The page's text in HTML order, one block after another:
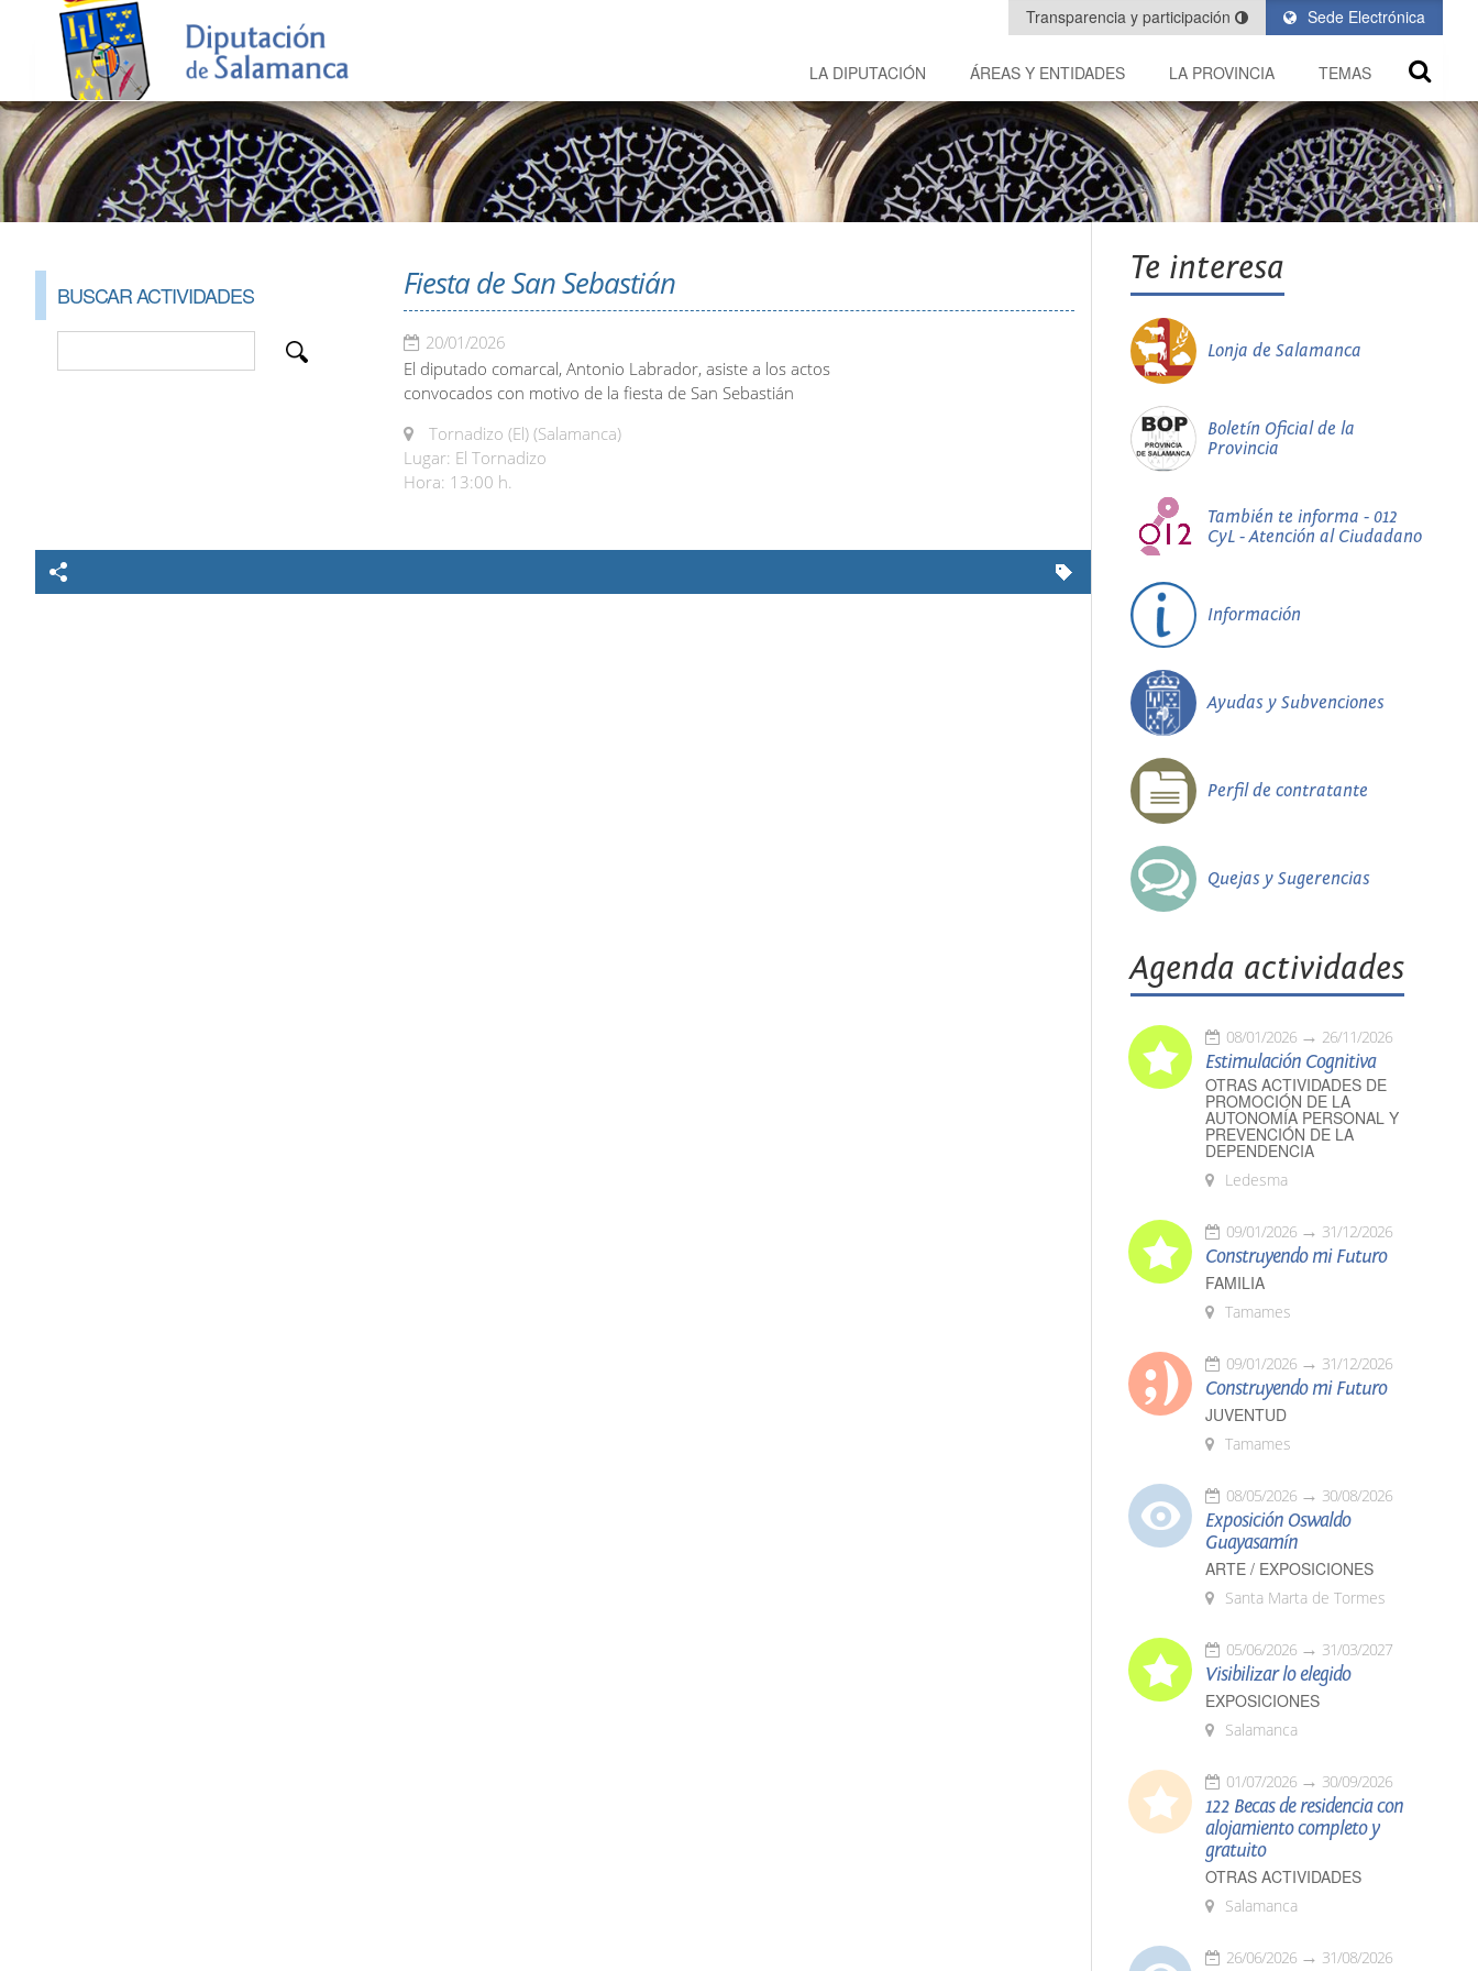
Sede Electrónica
Transparencia y participación
LA DIPUTACIÓN ÁREAS Y ENTIDADES LA PROVINCIA TEMAS
BUSCAR ACTIVIDADES Fiesta de San Sebastián
20/01/2026
El diputado comarcal, Antonio Labrador, asiste a los actos
convocados con motivo de la fiesta de San Sebastián
Tornadizo (El) (Salamanca)
Lugar: El Tornadizo
Hora: 13:00 h.
Te interesa
Lonja de Salamanca
Boletín Oficial de la
Provincia
También te informa - 012
CyL - Atención al Ciudadano
Información
Ayudas y Subvenciones
Perfil de contratante
Quejas y Sugerencias
Agenda actividades
08/01/2026 26/11/2026
Estimulación Cognitiva
OTRAS ACTIVIDADES DE
PROMOCIÓN DE LA
AUTONOMÍA PERSONAL Y
PREVENCIÓN DE LA
DEPENDENCIA
Ledesma
09/01/2026 31/12/2026
Construyendo mi Futuro
FAMILIA
Tamames
09/01/2026 31/12/2026
Construyendo mi Futuro
JUVENTUD
Tamames
08/05/2026 30/08/2026
Exposición Oswaldo
Guayasamín
ARTE / EXPOSICIONES
Santa Marta de Tormes
05/06/2026 31/03/2027
Visibilizar lo elegido
EXPOSICIONES
Salamanca
01/07/2026 30/09/2026
122 Becas de residencia con
alojamiento completo y
gratuito
OTRAS ACTIVIDADES
Salamanca
26/06/2026 31/08/2026